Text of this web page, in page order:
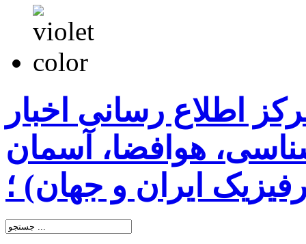
اطلاع رسانی اخبار
هوافضا، آسمان
ایران و جهان) ؛